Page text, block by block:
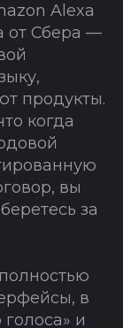
Alexa
от Сбера —
продукты.
когда
вы
за
в
и